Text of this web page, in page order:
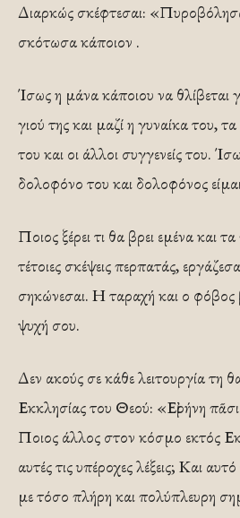
Διαρκώς σκέφτεσαι:
σκότωσα κάποιον .
Ίσως η μάνα κάποιου να θλίβεται
γιού της και μαζί η γυναίκα του,
του και οι άλλοι συγγενείς του.
δολοφόνο του και δολοφόνος
Ποιος ξέρει τι θα βρει εμένα και
τέτοιες σκέψεις περπατάς,
σηκώνεσαι. Η ταραχή και ο φόβος
ψυχή σου.
Δεν ακούς σε κάθε λειτουργία τη
Εκκλησίας του Θεού: «Εἰρήνη
Ποιος άλλος στον κόσμο εκτός
αυτές τις υπέροχες λέξεις; Και
με τόσο πλήρη και πολύπλευρη